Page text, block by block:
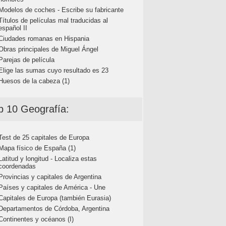
de coches - Escribe su fabricante
de películas mal traducidas al
II
romanas en Hispania
principales de Miguel Ángel
de película
las sumas cuyo resultado es 23
de la cabeza (1)
10 Geografía:
de 25 capitales de Europa
físico de España (1)
y longitud - Localiza estas
y capitales de Argentina
y capitales de América - Une
de Europa (también Eurasia)
de Córdoba, Argentina
y océanos (I)